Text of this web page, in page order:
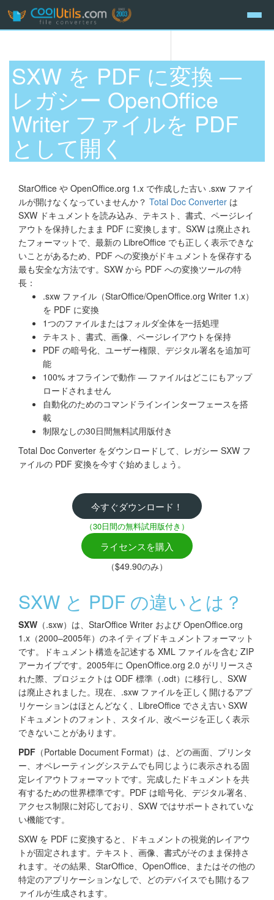
SXW を PDF に変換 —
レガシー OpenOffice
Writer ファイルを PDF
として開く
StarOffice や OpenOffice.org 1.x で作成した古い .sxw ファイ
ルが開けなくなっていませんか？ Total Doc Converter は
SXW ドキュメントを読み込み、テキスト、書式、ページレイ
アウトを保持したまま PDF に変換します。SXW は廃止され
たフォーマットで、最新の LibreOffice でも正しく表示できな
いことがあるため、PDF への変換がドキュメントを保存する
最も安全な方法です。SXW から PDF への変換ツールの特
長：
.sxw ファイル（StarOffice/OpenOffice.org Writer 1.x）
を PDF に変換
1つのファイルまたはフォルダ全体を一括処理
テキスト、書式、画像、ページレイアウトを保持
PDF の暗号化、ユーザー権限、デジタル署名を追加可
能
100% オフラインで動作 — ファイルはどこにもアップ
ロードされません
自動化のためのコマンドラインインターフェースを搭
載
制限なしの30日間無料試用版付き
Total Doc Converter をダウンロードして、レガシー SXW フ
ァイルの PDF 変換を今すぐ始めましょう。
今すぐダウンロード！
（30日間の無料試用版付き）
ライセンスを購入
（$49.90のみ）
SXW と PDF の違いとは？
SXW （.sxw）は、StarOffice Writer および OpenOffice.org
1.x（2000–2005年）のネイティブドキュメントフォーマット
です。ドキュメント構造を記述する XML ファイルを含む ZIP
アーカイブです。2005年に OpenOffice.org 2.0 がリリースさ
れた際、プロジェクトは ODF 標準（.odt）に移行し、SXW
は廃止されました。現在、.sxw ファイルを正しく開けるアプ
リケーションはほとんどなく、LibreOffice でさえ古い SXW
ドキュメントのフォント、スタイル、改ページを正しく表示
できないことがあります。
PDF （Portable Document Format）は、どの画面、プリンタ
ー、オペレーティングシステムでも同じように表示される固
定レイアウトフォーマットです。完成したドキュメントを共
有するための世界標準です。PDF は暗号化、デジタル署名、
アクセス制限に対応しており、SXW ではサポートされていな
い機能です。
SXW を PDF に変換すると、ドキュメントの視覚的レイアウ
トが固定されます。テキスト、画像、書式がそのまま保持さ
れます。その結果、StarOffice、OpenOffice、またはその他の
特定のアプリケーションなしで、どのデバイスでも開けるフ
ァイルが生成されます。